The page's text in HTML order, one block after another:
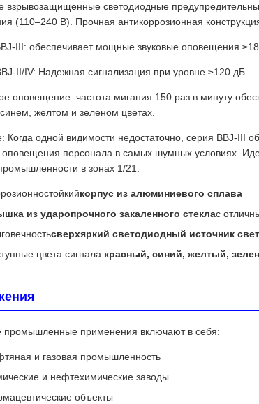
взрывозащищенные светодиодные
(110–240 В). Прочная антикоррозионная
III: обеспечивает мощные звуковые оповещения
II/IV: Надежная сигнализация при уровне ≥120 дБ.
оповещение: частота мигания 150 раз в минуту
желтом и зеленом цветах.
Когда одной видимости недостаточно, серия BBJ-III
оповещения персонала в самых шумных условиях.
в зонах 1/21.
корпус из алюминиевого сплава
из ударопрочного закаленного стеклас
сверхяркий светодиодный источник
цвета сигнала:красный, синий, желтый,
промышленные применения включают в себя:
и газовая промышленность
и нефтехимические заводы
объекты